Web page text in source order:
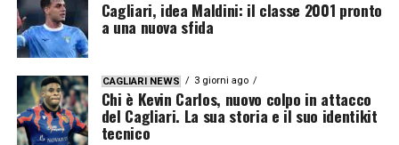
Cagliari, idea Maldini: il classe 2001 pronto
a una nuova sfida
CAGLIARI NEWS 3 giorni ago
Chi è Kevin Carlos, nuovo colpo in attacco
del Cagliari. La sua storia e il suo identikit
tecnico